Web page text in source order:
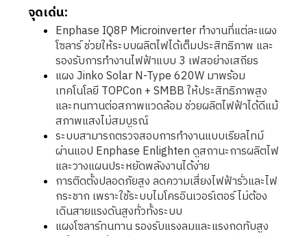
จุดเด่น:
Enphase IQ8P Microinverter ทำงานที่แต่ละแผง
โซลาร์ ช่วยให้ระบบผลิตไฟได้เต็มประสิทธิภาพ และ
รองรับการทำงานไฟฟ้าแบบ 3 เฟสอย่างเสถียร
แผง Jinko Solar N-Type 620W มาพร้อม
เทคโนโลยี TOPCon + SMBB ให้ประสิทธิภาพสูง
และทนทานต่อสภาพแวดล้อม ช่วยผลิตไฟฟ้าได้ดีแม้
สภาพแสงไม่สมบูรณ์
ระบบสามารถตรวจสอบการทำงานแบบเรียลไทม์
ผ่านแอป Enphase Enlighten ดูสถานะการผลิตไฟ
และวางแผนประหยัดพลังงานได้ง่าย
การติดตั้งปลอดภัยสูง ลดความเสี่ยงไฟฟ้ารั่วและไฟ
กระชาก เพราะใช้ระบบไมโครอินเวอร์เตอร์ ไม่ต้อง
เดินสายแรงดันสูงทั่วทั้งระบบ
แผงโซลาร์ทนทาน รองรับแรงลมและแรงกดทับสูง